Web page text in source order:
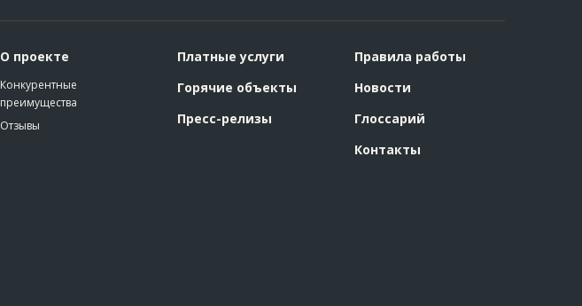
О проекте
Конкурентные
преимущества
Отзывы
Платные услуги
Горячие объекты
Пресс-релизы
Правила работы
Новости
Глоссарий
Контакты